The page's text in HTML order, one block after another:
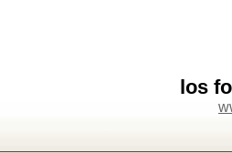
los